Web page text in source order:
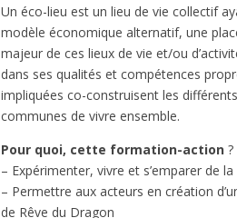
Un éco-lieu est un lieu de vie collectif
modèle économique alternatif, une
majeur de ces lieux de vie et/ou
dans ses qualités et compétences
impliquées co-construisent les
communes de vivre ensemble.
Pour quoi, cette formation-action?
– Expérimenter, vivre et s’emparer de
– Permettre aux acteurs en création
de Rêve du Dragon